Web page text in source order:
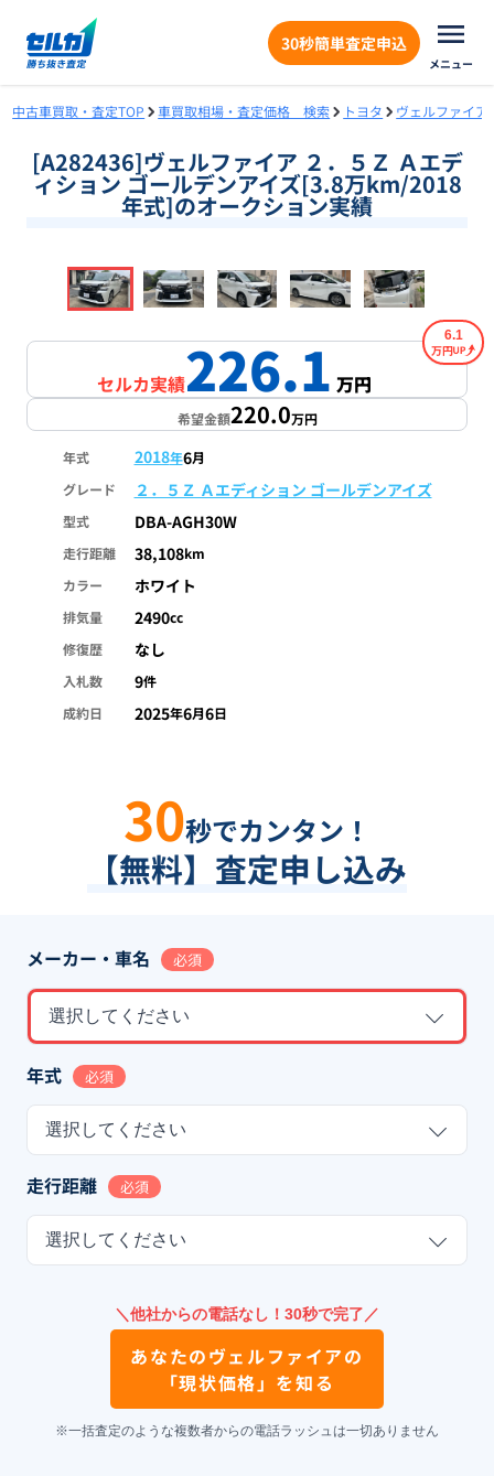
30秒簡単査定申込
メニュー
中古車買取・査定TOP 車買取相場・査定価格 検索 トヨタ ヴェルファイア
[A282436]ヴェルファイア ２．５Ｚ Ａエデ
ィション ゴールデンアイズ[3.8万km/2018
年式]のオークション実績
1/18
セルカ実績226.1万円
6.1
万円
希望金額220.0万円
年式 2018年6月
グレード
２．５Ｚ Ａエディション ゴールデンアイズ
型式 DBA-AGH30W
走行距離 38,108km
カラー
ホワイト
排気量 2490cc
修復歴
なし
入札数 9件
成約日
2025年6月6日
30秒でカンタン！
【無料】査定申し込み
メーカー・車名 必須
選択してください
年式 必須
選択してください
走行距離 必須
選択してください
＼他社からの電話なし！30秒で完了／
あなたのヴェルファイアの
「現状価格」を知る
※一括査定のような複数者からの電話ラッシュは一切ありません